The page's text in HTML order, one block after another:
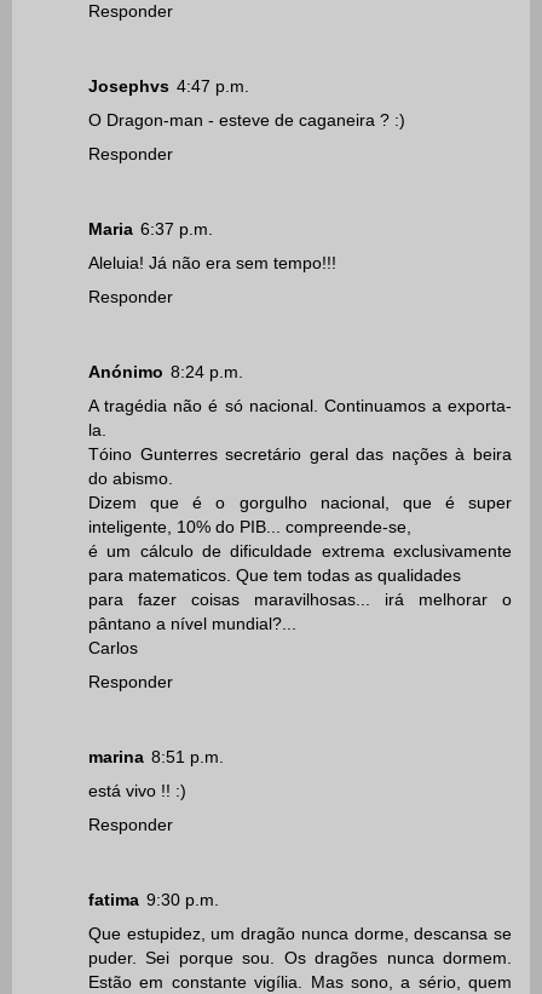
Responder
Josephvs 4:47 p.m.
O Dragon-man - esteve de caganeira ? :)
Responder
Maria 6:37 p.m.
Aleluia! Já não era sem tempo!!!
Responder
Anónimo 8:24 p.m.
A tragédia não é só nacional. Continuamos a exporta-
la.
Tóino Gunterres secretário geral das nações à beira
do abismo.
Dizem que é o gorgulho nacional, que é super
inteligente, 10% do PIB... compreende-se,
é um cálculo de dificuldade extrema exclusivamente
para matematicos. Que tem todas as qualidades
para fazer coisas maravilhosas... irá melhorar o
pântano a nível mundial?...
Carlos
Responder
marina 8:51 p.m.
está vivo !! :)
Responder
fatima 9:30 p.m.
Que estupidez, um dragão nunca dorme, descansa se
puder. Sei porque sou. Os dragões nunca dormem.
Estão em constante vigília. Mas sono, a sério, quem